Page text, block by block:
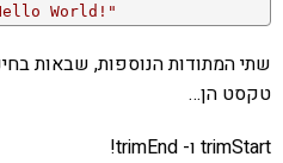
World!"
שתי המתודות הנוספות, שבאות
טקסט הן…
trimStart ו- trimEnd!